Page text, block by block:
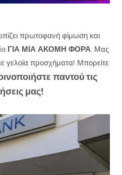
πρωτοφανή φίμωση και
ΓΙΑ ΜΙΑ ΑΚΟΜΗ ΦΟΡΑ. Μας
γελοία προσχήματα! Μπορείτε
παντού τις
μας!